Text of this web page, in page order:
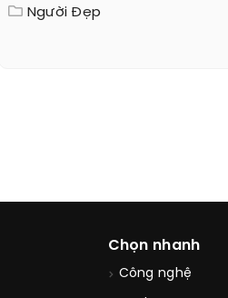
Người Đẹp
Chọn nhanh
Công nghệ